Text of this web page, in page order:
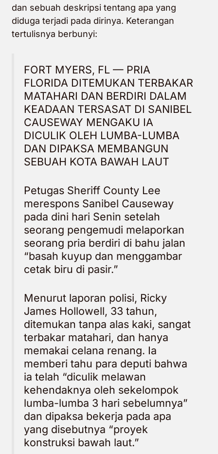
dan sebuah deskripsi tentang apa yang
diduga terjadi pada dirinya. Keterangan
tertulisnya berbunyi:
FORT MYERS, FL — PRIA
FLORIDA DITEMUKAN TERBAKAR
MATAHARI DAN BERDIRI DALAM
KEADAAN TERSASAT DI SANIBEL
CAUSEWAY MENGAKU IA
DICULIK OLEH LUMBA-LUMBA
DAN DIPAKSA MEMBANGUN
SEBUAH KOTA BAWAH LAUT
Petugas Sheriff County Lee
merespons Sanibel Causeway
pada dini hari Senin setelah
seorang pengemudi melaporkan
seorang pria berdiri di bahu jalan
“basah kuyup dan menggambar
cetak biru di pasir.”
Menurut laporan polisi, Ricky
James Hollowell, 33 tahun,
ditemukan tanpa alas kaki, sangat
terbakar matahari, dan hanya
memakai celana renang. Ia
memberi tahu para deputi bahwa
ia telah “diculik melawan
kehendaknya oleh sekelompok
lumba-lumba 3 hari sebelumnya”
dan dipaksa bekerja pada apa
yang disebutnya “proyek
konstruksi bawah laut.”